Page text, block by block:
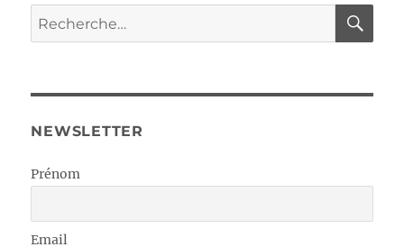
Recherche
pour :
NEWSLETTER
Prénom
Email